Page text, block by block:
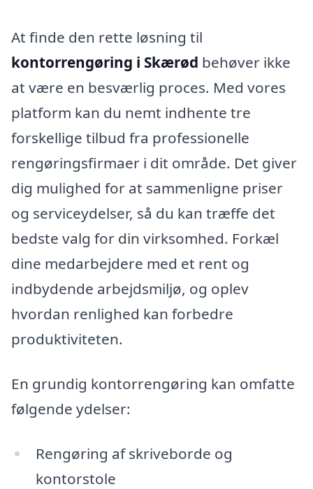
At finde den rette løsning til
kontorrengøring i Skærød behøver ikke
at være en besværlig proces. Med vores
platform kan du nemt indhente tre
forskellige tilbud fra professionelle
rengøringsfirmaer i dit område. Det giver
dig mulighed for at sammenligne priser
og serviceydelser, så du kan træffe det
bedste valg for din virksomhed. Forkæl
dine medarbejdere med et rent og
indbydende arbejdsmiljø, og oplev
hvordan renlighed kan forbedre
produktiviteten.
En grundig kontorrengøring kan omfatte
følgende ydelser:
Rengøring af skriveborde og
kontorstole